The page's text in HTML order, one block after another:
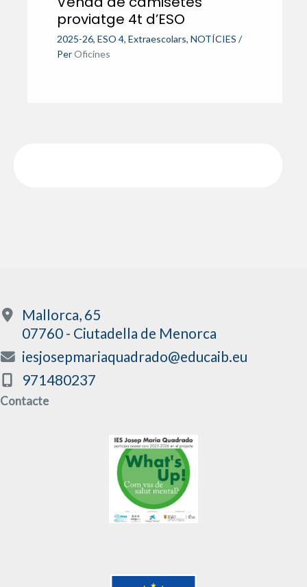
proviatge 4t d’ESO
2025-26, ESO 4, Extraescolars, NOTÍCIES /
Per Oficines
Mallorca, 65
07760 - Ciutadella de Menorca
iesjosepmariaquadrado@educaib.eu
971480237
Contacte